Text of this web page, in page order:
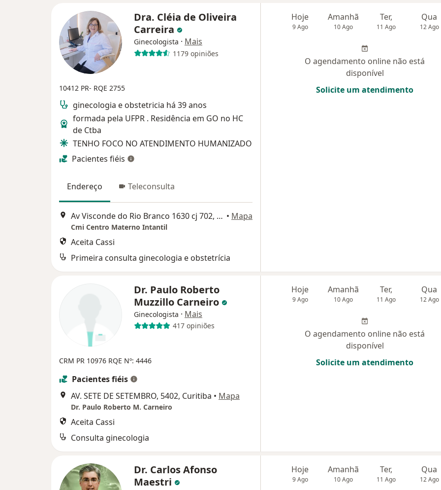
Dra. Cléia de Oliveira
Carreira
Ginecologista · Mais
1179 opiniões
10412 PR- RQE 2755
ginecologia e obstetricia há 39 anos
formada pela UFPR . Residência em GO no HC
de Ctba
TENHO FOCO NO ATENDIMENTO HUMANIZADO
Pacientes fiéis
Endereço Teleconsulta
Av Visconde do Rio Branco 1630 cj 702, Curitiba • Mapa
Cmi Centro Materno Intantil
Aceita Cassi
Primeira consulta ginecologia e obstetrícia
Hoje
9 Ago
Amanhã
10 Ago
Ter,
11 Ago
Qua
12 Ago
O agendamento online não está
disponível
Solicite um atendimento
Dr. Paulo Roberto
Muzzillo Carneiro
Ginecologista · Mais
417 opiniões
CRM PR 10976 RQE Nº: 4446
Pacientes fiéis
AV. SETE DE SETEMBRO, 5402, Curitiba • Mapa
Dr. Paulo Roberto M. Carneiro
Aceita Cassi
Consulta ginecologia
Hoje
9 Ago
Amanhã
10 Ago
Ter,
11 Ago
Qua
12 Ago
O agendamento online não está
disponível
Solicite um atendimento
Dr. Carlos Afonso
Maestri
Hoje
9 Ago
Amanhã
10 Ago
Ter,
11 Ago
Qua
12 Ago